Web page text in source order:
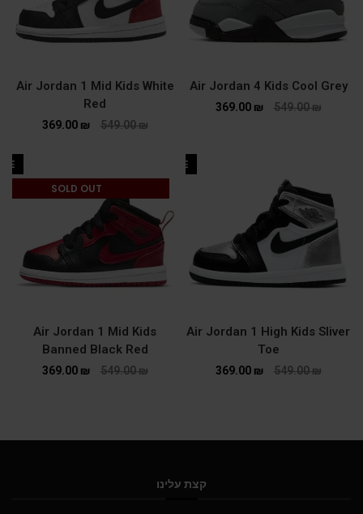
Air Jordan 4 Kids Cool Grey
549.00₪
369.00 ₪
Air Jordan 1 Mid Kids White
Red
549.00₪
369.00 ₪
SALE
Air Jordan 1 High Kids Sliver
Toe
549.00₪
369.00 ₪
SOLD OUT
Air Jordan 1 Mid Kids
Banned Black Red
549.00₪
369.00 ₪
קצת עלינו